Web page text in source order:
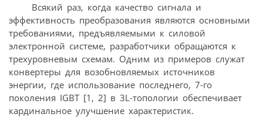
Всякий раз, когда качество сигнала и
эффективность преобразования являются основными
требованиями, предъявляемыми к силовой
электронной системе, разработчики обращаются к
трехуровневым схемам. Одним из примеров служат
конвертеры для возобновляемых источников
энергии, где использование последнего, 7-го
поколения IGBT [1, 2] в 3L-топологии обеспечивает
кардинальное улучшение характеристик.